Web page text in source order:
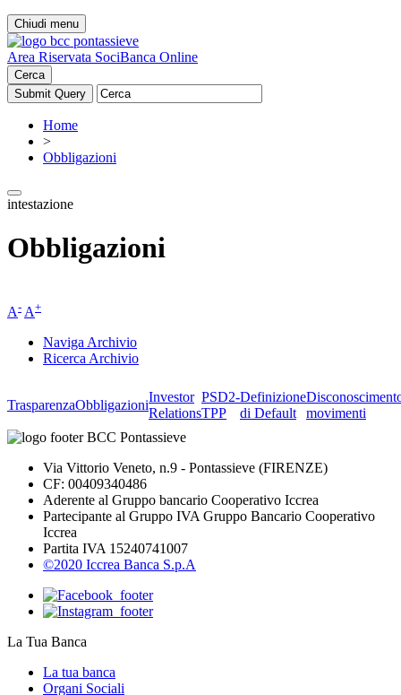
Chiudi menu
Area Riservata SociBanca Online
Cerca
Home
>
Obbligazioni
intestazione
Obbligazioni
A- A+
Naviga Archivio
Ricerca Archivio
TrasparenzaObbligazioni
Investor
Relations
PSD2-
TPP
Definizione
di Default
movimenti
Via Vittorio Veneto, n.9 - Pontassieve (FIRENZE)
CF: 00409340486
Aderente al Gruppo bancario Cooperativo Iccrea
Partecipante al Gruppo IVA Gruppo Bancario Cooperativo
Iccrea
Partita IVA 15240741007
©2020 Iccrea Banca S.p.A
La Tua Banca
La tua banca
Organi Sociali